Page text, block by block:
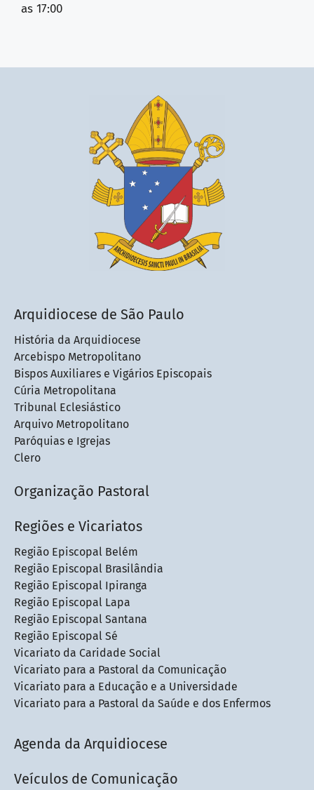
as 17:00
Arquidiocese de São Paulo
História da Arquidiocese
Arcebispo Metropolitano
Bispos Auxiliares e Vigários Episcopais
Cúria Metropolitana
Tribunal Eclesiástico
Arquivo Metropolitano
Paróquias e Igrejas
Clero
Organização Pastoral
Regiões e Vicariatos
Região Episcopal Belém
Região Episcopal Brasilândia
Região Episcopal Ipiranga
Região Episcopal Lapa
Região Episcopal Santana
Região Episcopal Sé
Vicariato da Caridade Social
Vicariato para a Pastoral da Comunicação
Vicariato para a Educação e a Universidade
Vicariato para a Pastoral da Saúde e dos Enfermos
Agenda da Arquidiocese
Veículos de Comunicação